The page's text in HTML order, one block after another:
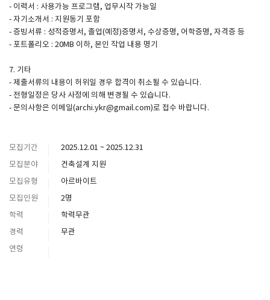
- 이력서 : 사용가능 프로그램, 업무시작 가능일
- 자기소개서 : 지원동기 포함
- 증빙서류 : 성적증명서, 졸업(예정)증명서, 수상증명, 어학증명, 자격증 등
- 포트폴리오 : 20MB 이하, 본인 작업 내용 명기
7. 기타
- 제출서류의 내용이 허위일 경우 합격이 취소될 수 있습니다.
- 전형일정은 당사 사정에 의해 변경될 수 있습니다.
- 문의사항은 이메일(archi.ykr@gmail.com)로 접수 바랍니다.
모집기간
2025.12.01 ~ 2025.12.31
모집분야
건축설계 지원
모집유형
아르바이트
모집인원
2명
학력
학력무관
경력
무관
연령